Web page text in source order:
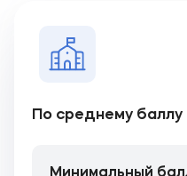
По среднему баллу